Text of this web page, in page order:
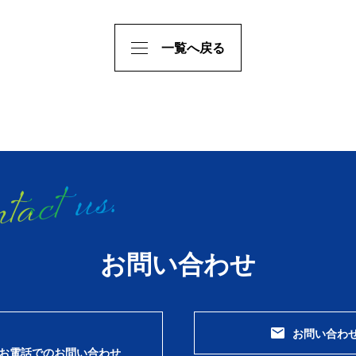
一覧へ戻る
お問い合わせ
電話でのお問い合わせ
お問い合わ